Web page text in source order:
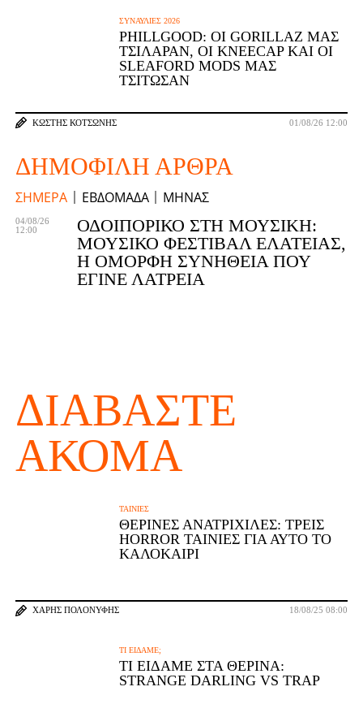
ΣΥΝΑΥΛΊΕΣ 2026
PHILLGOOD: ΟΙ GORILLAZ ΜΆΣ
ΤΣΊΛΑΡΑΝ, ΟΙ KNEECAP ΚΑΙ ΟΙ
SLEAFORD MODS ΜΆΣ
ΤΣΊΤΩΣΑΝ
ΚΩΣΤΉΣ ΚΟΤΣΏΝΗΣ 01/08/26 12:00
ΔΗΜΟΦΙΛΉ ΆΡΘΡΑ
ΣΉΜΕΡΑ ΕΒΔΟΜΆΔΑ ΜΉΝΑΣ
ΟΔΟΙΠΟΡΙΚΌ ΣΤΗ ΜΟΥΣΙΚΉ:
ΜΟΥΣΙΚΌ ΦΕΣΤΙΒΆΛ ΕΛΆΤΕΙΑΣ,
Η ΌΜΟΡΦΗ ΣΥΝΉΘΕΙΑ ΠΟΥ
ΈΓΙΝΕ ΛΑΤΡΕΊΑ
04/08/26
12:00
ΔΙΑΒΆΣΤΕ
ΑΚΌΜΑ
ΤΑΙΝΊΕΣ
ΘΕΡΙΝΈΣ ΑΝΑΤΡΙΧΊΛΕΣ: ΤΡΕΙΣ
HORROR ΤΑΙΝΊΕΣ ΓΙΑ ΑΥΤΌ ΤΟ
ΚΑΛΟΚΑΊΡΙ
ΧΆΡΗΣ ΠΟΛΟΝΎΦΗΣ 18/08/25 08:00
ΤΙ ΕΊΔΑΜΕ;
ΤΙ ΕΊΔΑΜΕ ΣΤΑ ΘΕΡΙΝΆ:
STRANGE DARLING VS TRAP